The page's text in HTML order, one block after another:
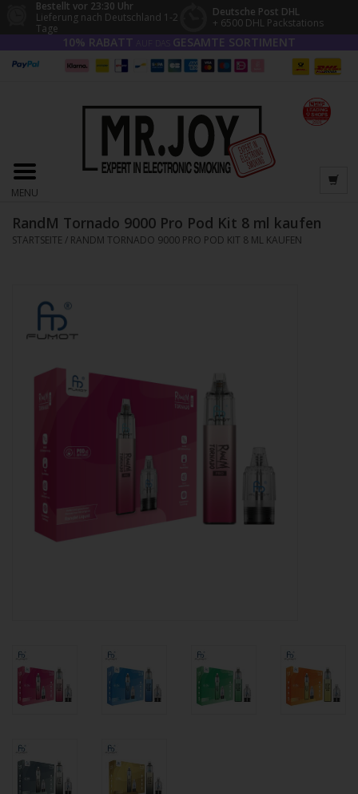
Bestellt vor 23:30 Uhr
Lieferung nach Deutschland 1-2
Tage
Deutsche Post DHL
+ 6500 DHL Packstations
10% RABATT GESAMTE SORTIMENT
MENU
RandM Tornado 9000 Pro Pod Kit 8 ml kaufen
STARTSEITE / RANDM TORNADO 9000 PRO POD KIT 8 ML KAUFEN